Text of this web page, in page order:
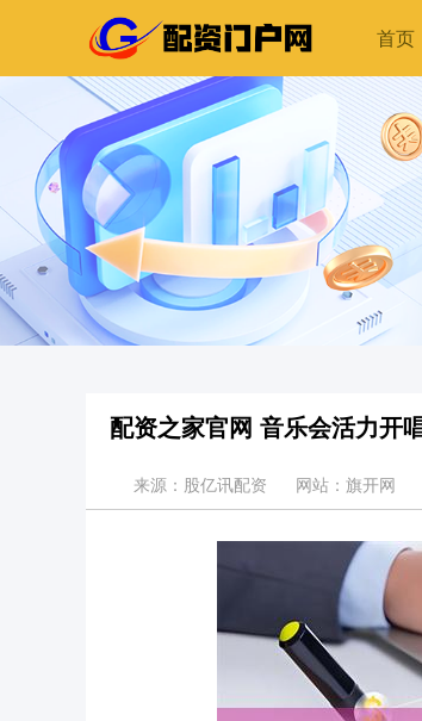
首页
配资之家官网 音乐会活力开
来源：股亿讯配资 网站：旗开网